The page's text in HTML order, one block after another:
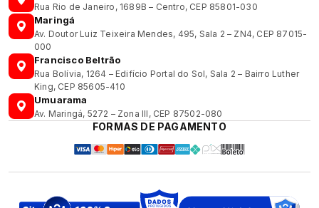
Rua Rio de Janeiro, 1689B – Centro, CEP 85801-030
Maringá
Av. Doutor Luiz Teixeira Mendes, 495, Sala 2 – ZN4, CEP 87015-
000
Francisco Beltrão
Rua Bolívia, 1264 – Edifício Portal do Sol, Sala 2 – Bairro Luther
King, CEP 85605-410
Umuarama
Av. Maringá, 5272 – Zona III, CEP 87502-080
FORMAS DE PAGAMENTO